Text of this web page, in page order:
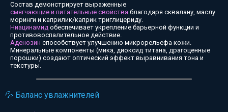
Состав демонстрирует выраженные
смягчающие и питательные свойства благодаря сквалану, маслу
моринги и каприлик/каприк триглицериду.
Ниацинамид обеспечивает укрепление барьерной функции и
противовоспалительное действие.
Аденозин способствует улучшению микрорельефа кожи.
Минеральные компоненты (мика, диоксид титана, драгоценные
порошки) создают оптический эффект выравнивания тона и
текстуры.
💦 Баланс увлажнителей